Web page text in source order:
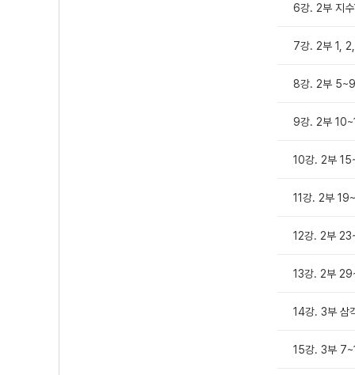
6강. 2부 지수
7강. 2부 1,
8강. 2부
9강. 2부
10강. 2부
11강. 2부
12강. 2부
13강. 2부
14강. 3부 삼
15강. 3부